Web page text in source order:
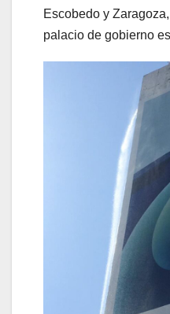
Escobedo y
palacio de gobierno